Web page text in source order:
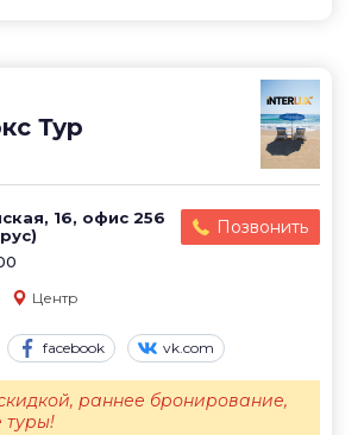
Тур
16, офис 256
Позвонить
Центр
facebook vk.com
раннее бронирование,
туры!